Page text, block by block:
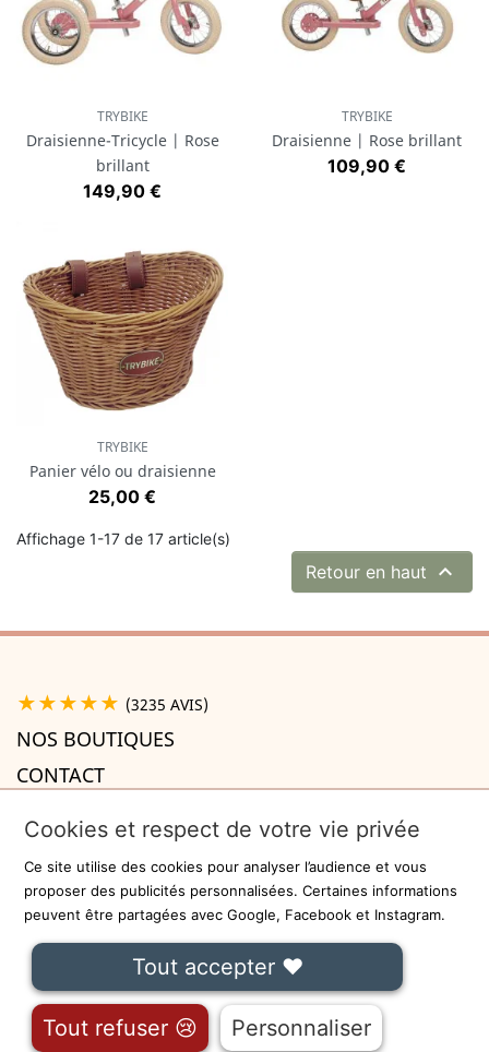
TRYBIKE
Draisienne-Tricycle | Rose
brillant
Prix
149,90 €
TRYBIKE
Draisienne | Rose brillant
Prix
109,90 €
TRYBIKE
Panier vélo ou draisienne
Prix
25,00 €
Affichage 1-17 de 17 article(s)
Retour en haut 
★★★★★ (3235 AVIS)
NOS BOUTIQUES
CONTACT
INFORMATIONS
Recevez la newsletter
On ne communiquera jamais votre adresse e-mail à des tiers.
Fait avec à Lille - Sécurisé par -
Cookies et respect de votre vie privée
Ce site utilise des cookies pour analyser l’audience et vous
proposer des publicités personnalisées. Certaines informations
peuvent être partagées avec Google, Facebook et Instagram.
Tout accepter ❤
Tout refuser 😢 Personnaliser